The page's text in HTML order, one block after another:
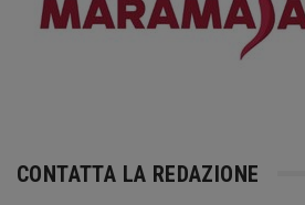
CONTATTA LA REDAZIONE